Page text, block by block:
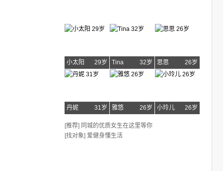
小太阳 29岁 Tina 32岁 思思 26岁
丹妮 31岁 雅悠 26岁 小玲儿 26岁
[推荐] 同城的优质女生在这里等你
[找对象] 爱健身懂生活